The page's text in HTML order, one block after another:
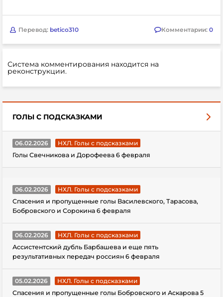
Перевод: betico310 Комментарии: 0
Система комментирования находится на
реконструкции.
ГОЛЫ С ПОДСКАЗКАМИ
06.02.2026
НХЛ. Голы с подсказками
Голы Свечникова и Дорофеева 6 февраля
06.02.2026
НХЛ. Голы с подсказками
Спасения и пропущенные голы Василевского, Тарасова,
Бобровского и Сорокина 6 февраля
06.02.2026
НХЛ. Голы с подсказками
Ассистентский дубль Барбашева и еще пять
результативных передач россиян 6 февраля
05.02.2026
НХЛ. Голы с подсказками
Спасения и пропущенные голы Бобровского и Аскарова 5